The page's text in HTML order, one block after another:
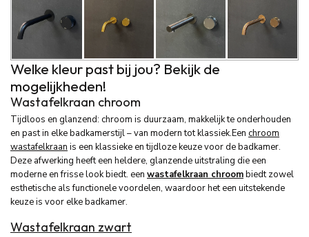
Welke kleur past bij jou? Bekijk de
mogelijkheden!
Wastafelkraan chroom
Tijdloos en glanzend: chroom is duurzaam, makkelijk te onderhouden
en past in elke badkamerstijl – van modern tot klassiek.Een chroom
wastafelkraan is een klassieke en tijdloze keuze voor de badkamer.
Deze afwerking heeft een heldere, glanzende uitstraling die een
moderne en frisse look biedt. een wastafelkraan chroombiedt zowel
esthetische als functionele voordelen, waardoor het een uitstekende
keuze is voor elke badkamer.
Wastafelkraan zwart